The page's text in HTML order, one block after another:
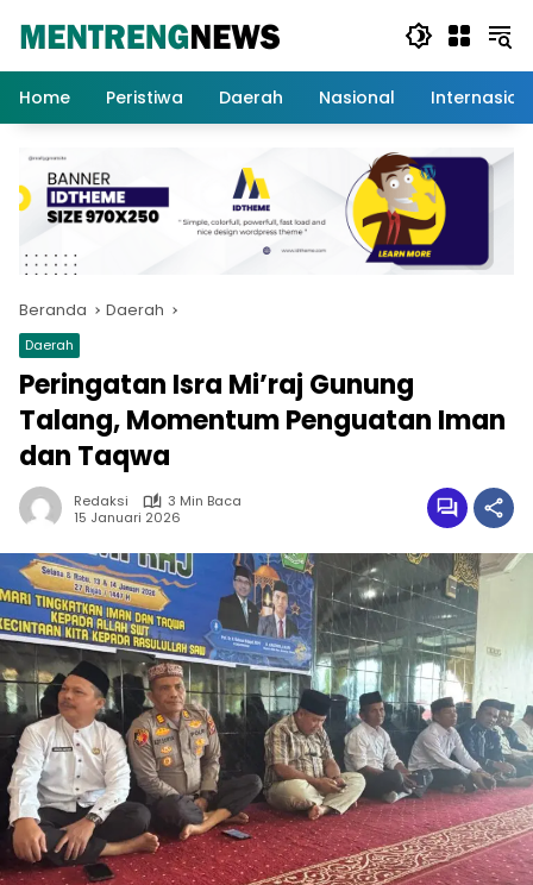
Home
Peristiwa Daerah Nasional
Beranda Daerah
Daerah
Peringatan Isra Mi’raj Gunung
Talang, Momentum Penguatan Iman
dan Taqwa
Redaksi
3 Min Baca
15 Januari 2026